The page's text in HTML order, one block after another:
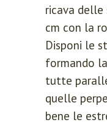
ricava delle
cm con la
Disponi le
formando
tutte
quelle
bene le
Lost your